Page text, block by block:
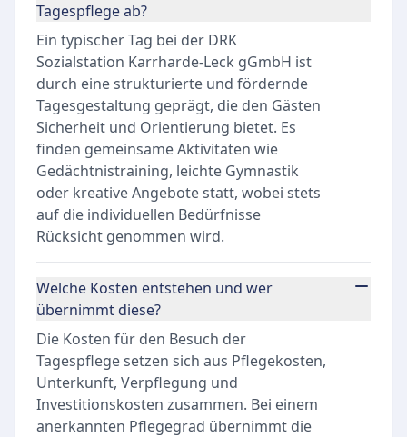
Tagespflege ab?
Ein typischer Tag bei der DRK
Sozialstation Karrharde-Leck gGmbH ist
durch eine strukturierte und fördernde
Tagesgestaltung geprägt, die den Gästen
Sicherheit und Orientierung bietet. Es
finden gemeinsame Aktivitäten wie
Gedächtnistraining, leichte Gymnastik
oder kreative Angebote statt, wobei stets
auf die individuellen Bedürfnisse
Rücksicht genommen wird.
Welche Kosten entstehen und wer
übernimmt diese?
Die Kosten für den Besuch der
Tagespflege setzen sich aus Pflegekosten,
Unterkunft, Verpflegung und
Investitionskosten zusammen. Bei einem
anerkannten Pflegegrad übernimmt die